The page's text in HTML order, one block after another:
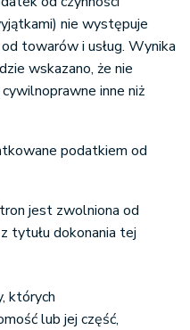
nie występuje
towarów i usług. Wynika
wskazano, że nie
inne niż
podatkiem od
jest zwolniona od
tytułu dokonania tej
których
lub jej część,